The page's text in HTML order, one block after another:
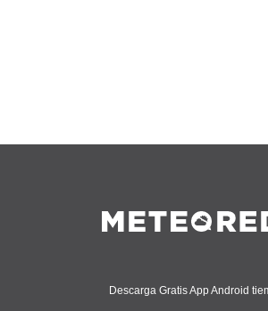
Descarga Gratis App Android